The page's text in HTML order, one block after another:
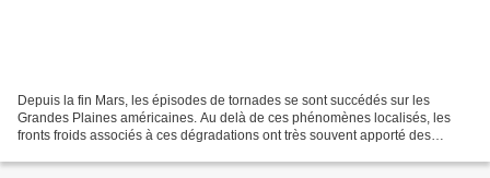
Depuis la fin Mars, les épisodes de tornades se sont succédés sur les
Grandes Plaines américaines. Au delà de ces phénomènes localisés, les
fronts froids associés à ces dégradations ont très souvent apporté des